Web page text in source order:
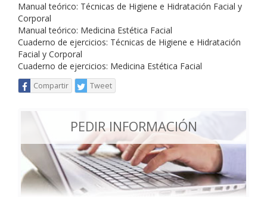
Manual teórico: Técnicas de Higiene e Hidratación Facial y
Corporal
Manual teórico: Medicina Estética Facial
Cuaderno de ejercicios: Técnicas de Higiene e Hidratación
Facial y Corporal
Cuaderno de ejercicios: Medicina Estética Facial
Compartir Tweet
PEDIR INFORMACIÓN